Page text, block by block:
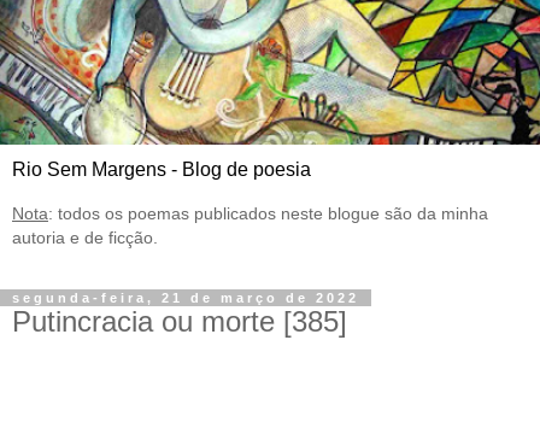
Rio Sem Margens - Blog de poesia
Nota: todos os poemas publicados neste blogue são da minha
autoria e de ficção.
segunda-feira, 21 de março de 2022
Putincracia ou morte [385]